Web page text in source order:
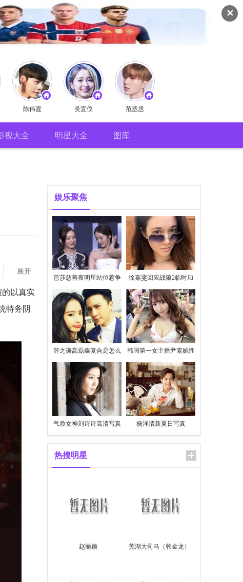
✕
陈伟霆 吴宣仪 范丞丞
视大全 明星大全 图库
展开
的以真实
特务阴
娱乐聚焦
芭莎慈善夜明星站位惹争
议
徐嘉雯回应战狼2临时加
价
薛之谦高磊鑫复合是怎么
回事
韩国第一女主播尹素婉性
感私照
气质女神刘诗诗高清写真 杨洋清新夏日写真
热搜明星
赵丽颖 芜湖大司马（韩金龙）